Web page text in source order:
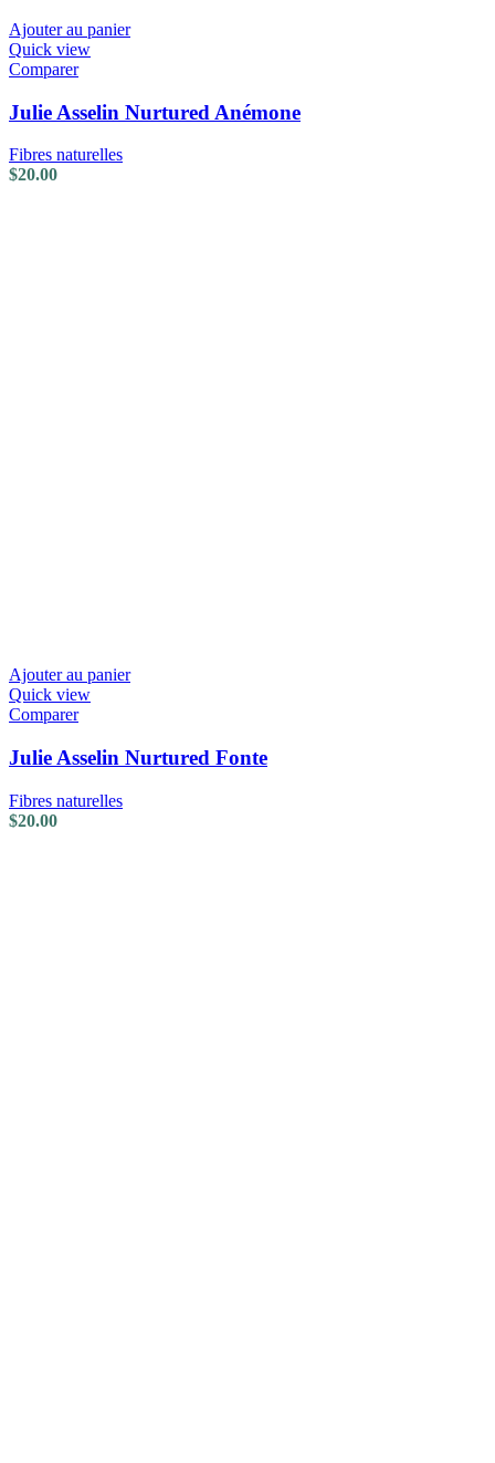
Ajouter au panier
Quick view
Comparer
Julie Asselin Nurtured Anémone
Fibres naturelles
$20.00
Ajouter au panier
Quick view
Comparer
Julie Asselin Nurtured Fonte
Fibres naturelles
$20.00